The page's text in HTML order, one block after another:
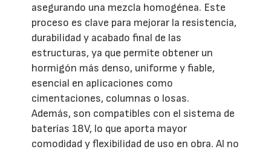
asegurando una mezcla homogénea. Este
proceso es clave para mejorar la resistencia,
durabilidad y acabado final de las
estructuras, ya que permite obtener un
hormigón más denso, uniforme y fiable,
esencial en aplicaciones como
cimentaciones, columnas o losas.
Además, son compatibles con el sistema de
baterías 18V, lo que aporta mayor
comodidad y flexibilidad de uso en obra. Al no